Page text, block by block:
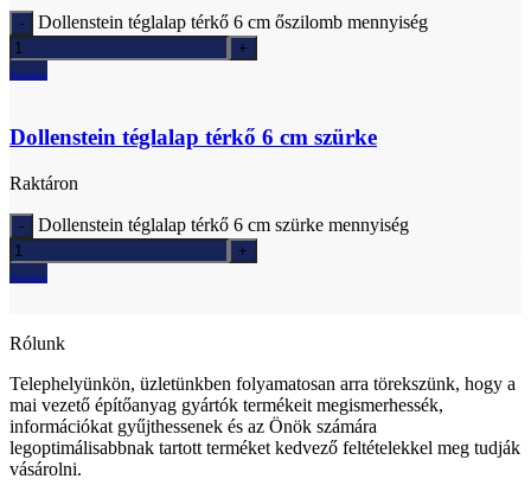
Dollenstein téglalap térkő 6 cm őszilomb mennyiség
Ajánlatkérés
Dollenstein téglalap térkő 6 cm szürke
Raktáron
Dollenstein téglalap térkő 6 cm szürke mennyiség
Ajánlatkérés
Rólunk
Telephelyünkön, üzletünkben folyamatosan arra törekszünk, hogy a
mai vezető építőanyag gyártók termékeit megismerhessék,
információkat gyűjthessenek és az Önök számára
legoptimálisabbnak tartott terméket kedvező feltételekkel meg tudják
vásárolni.